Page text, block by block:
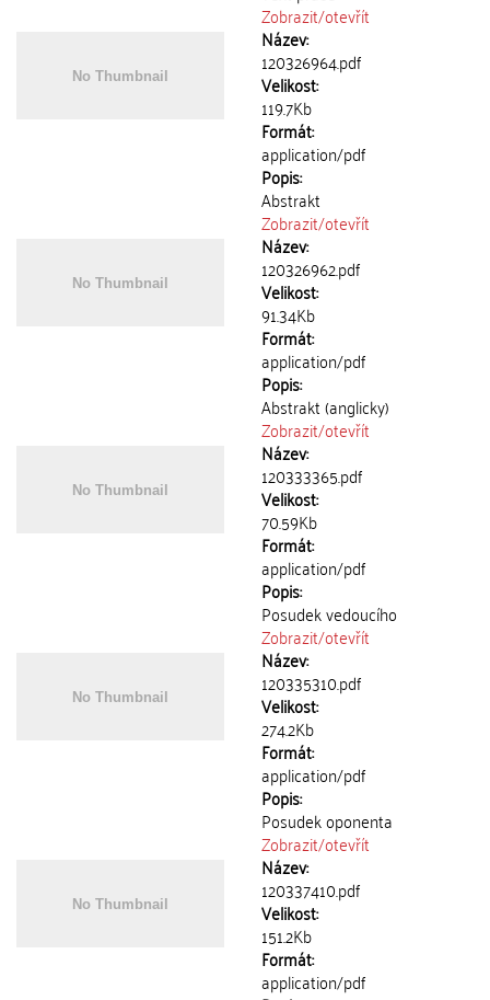
Zobrazit/otevřít
Název:
120326964.pdf
Velikost:
119.7Kb
Formát:
application/pdf
Popis:
Abstrakt
Zobrazit/otevřít
Název:
120326962.pdf
Velikost:
91.34Kb
Formát:
application/pdf
Popis:
Abstrakt (anglicky)
Zobrazit/otevřít
Název:
120333365.pdf
Velikost:
70.59Kb
Formát:
application/pdf
Popis:
Posudek vedoucího
Zobrazit/otevřít
Název:
120335310.pdf
Velikost:
274.2Kb
Formát:
application/pdf
Popis:
Posudek oponenta
Zobrazit/otevřít
Název:
120337410.pdf
Velikost:
151.2Kb
Formát:
application/pdf